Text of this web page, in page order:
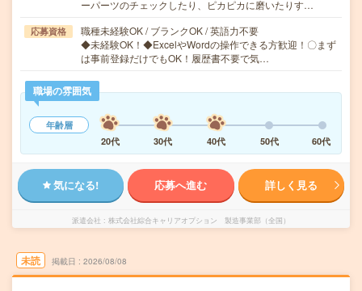
ーパーツのチェックしたり、ピカピカに磨いたりす…
応募資格
職種未経験OK / ブランクOK / 英語力不要
◆未経験OK！◆ExcelやWordの操作できる方歓迎！〇まず
は事前登録だけでもOK！履歴書不要で気…
職場の雰囲気
年齢層
20代
30代 40代 50代 60代
気になる! 応募へ進む 詳しく見る
派遣会社 株式会社綜合キャリアオプション 製造事業部（全国）
未読 掲載日 2026/08/08